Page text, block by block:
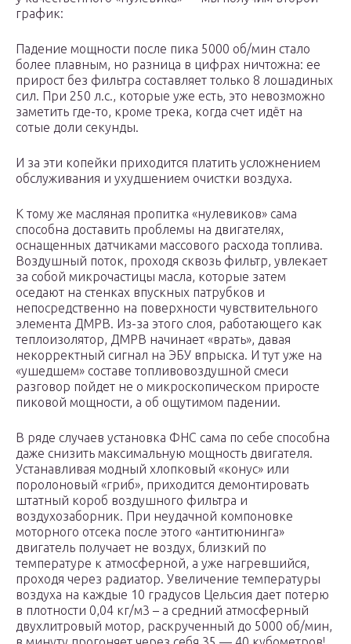
график:
Падение мощности после пика 5000 об/мин стало
более плавным, но разница в цифрах ничтожна: ее
прирост без фильтра составляет только 8 лошадиных
сил. При 250 л.с., которые уже есть, это невозможно
заметить где-то, кроме трека, когда счет идёт на
сотые доли секунды.
И за эти копейки приходится платить усложнением
обслуживания и ухудшением очистки воздуха.
К тому же масляная пропитка «нулевиков» сама
способна доставить проблемы на двигателях,
оснащенных датчиками массового расхода топлива.
Воздушный поток, проходя сквозь фильтр, увлекает
за собой микрочастицы масла, которые затем
оседают на стенках впускных патрубков и
непосредственно на поверхности чувствительного
элемента ДМРВ. Из-за этого слоя, работающего как
теплоизолятор, ДМРВ начинает «врать», давая
некорректный сигнал на ЭБУ впрыска. И тут уже на
«ушедшем» составе топливовоздушной смеси
разговор пойдет не о микроскопическом приросте
пиковой мощности, а об ощутимом падении.
В ряде случаев установка ФНС сама по себе способна
даже снизить максимальную мощность двигателя.
Устанавливая модный хлопковый «конус» или
поролоновый «гриб», приходится демонтировать
штатный короб воздушного фильтра и
воздухозаборник. При неудачной компоновке
моторного отсека после этого «антитюнинга»
двигатель получает не воздух, близкий по
температуре к атмосферной, а уже нагревшийся,
проходя через радиатор. Увеличение температуры
воздуха на каждые 10 градусов Цельсия дает потерю
в плотности 0,04 кг/м3 – а средний атмосферный
двухлитровый мотор, раскрученный до 5000 об/мин,